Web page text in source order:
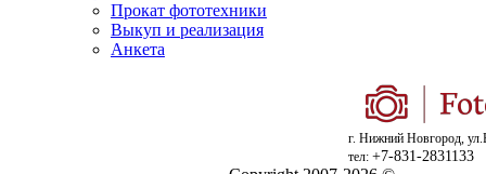
Прокат фототехники
Выкуп и реализация
Анкета
г. Нижний Новгород,
тел: +7-831-2831133